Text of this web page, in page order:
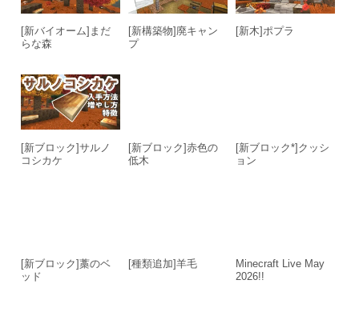
[新バイオーム]まだ
らな森
[新構築物]廃キャン
プ
[新木]ポプラ
[新ブロック]サルノ
コシカケ
[新ブロック]赤色の
低木
[新ブロック*]クッシ
ョン
[新ブロック]藁のベ
ッド
[種類追加]羊毛
Minecraft Live May
2026!!